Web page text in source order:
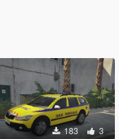
183 3